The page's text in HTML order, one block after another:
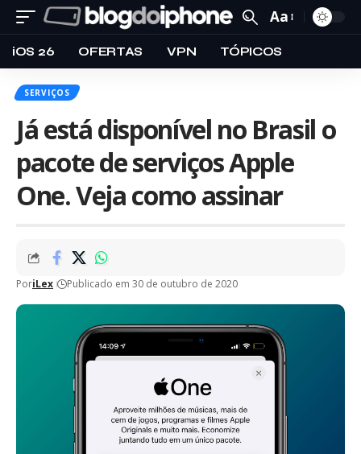
Aa
iOS 26 OFERTAS VPN TÓPICOS
SERVIÇOS
Já está disponível no Brasil o
pacote de serviços Apple
One. Veja como assinar
PoriLex Publicado em 30 de outubro de 2020